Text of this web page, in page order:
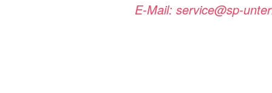
E-Mail: service@sp-